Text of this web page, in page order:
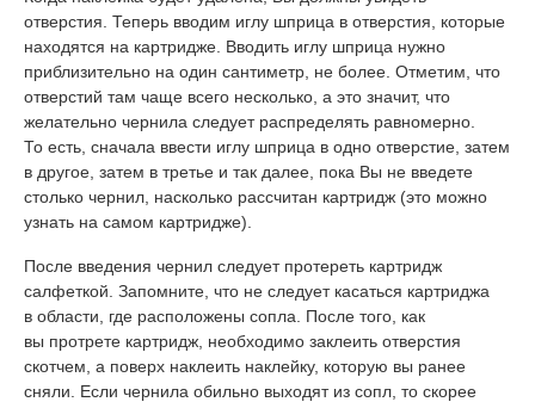
отверстия. Теперь вводим иглу шприца в отверстия, которые
находятся на картридже. Вводить иглу шприца нужно
приблизительно на один сантиметр, не более. Отметим, что
отверстий там чаще всего несколько, а это значит, что
желательно чернила следует распределять равномерно.
То есть, сначала ввести иглу шприца в одно отверстие, затем
в другое, затем в третье и так далее, пока Вы не введете
столько чернил, насколько рассчитан картридж (это можно
узнать на самом картридже).
После введения чернил следует протереть картридж
салфеткой. Запомните, что не следует касаться картриджа
в области, где расположены сопла. После того, как
вы протрете картридж, необходимо заклеить отверстия
скотчем, а поверх наклеить наклейку, которую вы ранее
сняли. Если чернила обильно выходят из сопл, то скорее